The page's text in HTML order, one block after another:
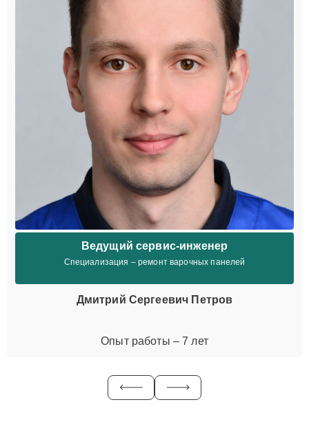
Ведущий сервис-инженер
Специализация – ремонт варочных панелей
Дмитрий Сергеевич Петров
Опыт работы – 7 лет